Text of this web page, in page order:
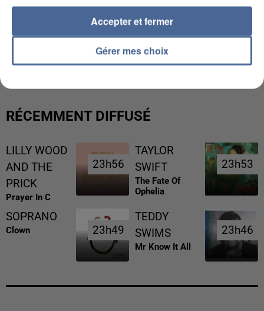
L’UN DES FONDATEURS SUPPOSÉS DE LA DZ
MAFIA INTERPELLÉ EN ALGÉRIE
RÉCEMMENT DIFFUSÉ
LILLY WOOD
AND THE
PRICK
Prayer In C
23h56
23h56
TAYLOR
SWIFT
The Fate Of
Ophelia
23h53
23h53
SOPRANO
Clown 23h49
23h49
TEDDY
SWIMS
Mr Know It All
23h46
23h46
Gérer mes choix
Accepter et fermer